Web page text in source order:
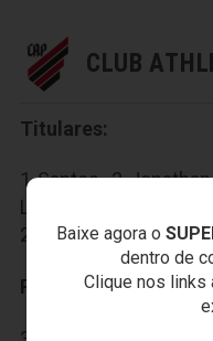
Baixe agora o
dentro de
Clique nos links
CLUB
Titulares:
1-Santos , 2-Jonathan
Lucas R. , 11-Nikão ,
20-Rossetto , 25-
Reservas: